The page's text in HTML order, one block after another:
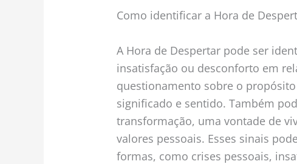
Como identificar a Hora de
A Hora de Despertar pode ser
insatisfação ou desconforto em
questionamento sobre o
significado e sentido. Também
transformação, uma vontade de
valores pessoais. Esses sinais
formas, como crises pessoais,